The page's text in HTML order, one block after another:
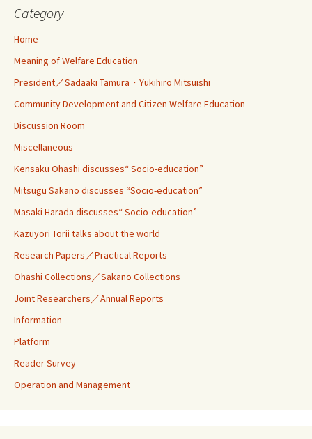
Category
Home
Meaning of Welfare Education
President／Sadaaki Tamura・Yukihiro Mitsuishi
Community Development and Citizen Welfare Education
Discussion Room
Miscellaneous
Kensaku Ohashi discusses“ Socio-education”
Mitsugu Sakano discusses “Socio-education”
Masaki Harada discusses“ Socio-education”
Kazuyori Torii talks about the world
Research Papers／Practical Reports
Ohashi Collections／Sakano Collections
Joint Researchers／Annual Reports
Information
Platform
Reader Survey
Operation and Management